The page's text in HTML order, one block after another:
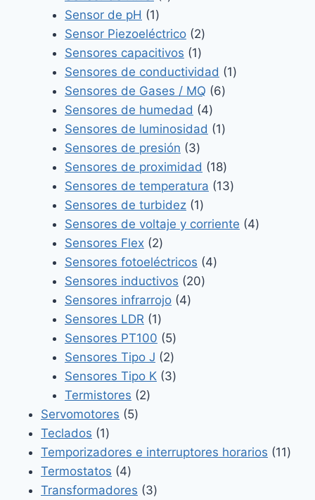
Sensor de pH 11
producto
Sensor Piezoeléctrico 22
productos
Sensores capacitivos 11
producto
Sensores de conductividad 11
Sensores de Gases / MQ 66
Sensores de humedad 44
productos
Sensores de luminosidad 11
Sensores de presión 33
productos
Sensores de proximidad 1818
productos
Sensores de temperatura 1313
Sensores de turbidez 11
producto
Sensores de voltaje y corriente 44
Sensores Flex 22
productos
Sensores fotoeléctricos 44
Sensores inductivos 2020
Sensores infrarrojo 44
Sensores LDR 11
producto
Sensores PT100 55
productos
Sensores Tipo J 22
productos
Sensores Tipo K 33
Termistores 22
Servomotores 55
Teclados 11
producto
Temporizadores e interruptores horarios 1111
Termostatos 44
productos
Transformadores 33